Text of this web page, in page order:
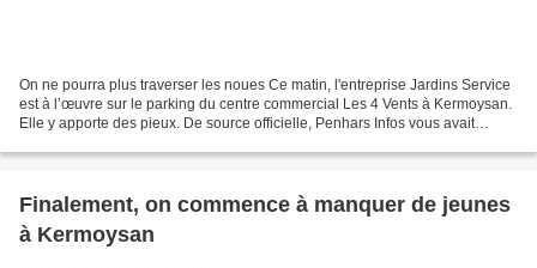
On ne pourra plus traverser les noues Ce matin, l'entreprise Jardins Service
est à l’œuvre sur le parking du centre commercial Les 4 Vents à Kermoysan.
Elle y apporte des pieux. De source officielle, Penhars Infos vous avait
Finalement, on commence à manquer de jeunes
à Kermoysan